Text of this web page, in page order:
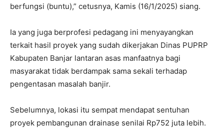
berfungsi (buntu),” cetusnya, Kamis (16/1/2025) siang.
Ia yang juga berprofesi pedagang ini menyayangkan
terkait hasil proyek yang sudah dikerjakan Dinas PUPRP
Kabupaten Banjar lantaran asas manfaatnya bagi
masyarakat tidak berdampak sama sekali terhadap
pengentasan masalah banjir.
Sebelumnya, lokasi itu sempat mendapat sentuhan
proyek pembangunan drainase senilai Rp752 juta lebih.